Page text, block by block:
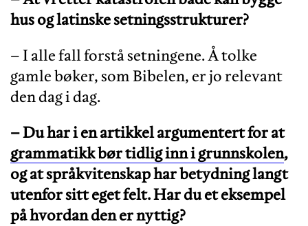
hus og latinske setningsstrukturer?
– I alle fall forstå setningene. Å tolke
gamle bøker, som Bibelen, er jo relevant
den dag i dag.
– Du har i en artikkel argumentert for at
grammatikk bør tidlig inn i grunnskolen,
og at språkvitenskap har betydning langt
utenfor sitt eget felt. Har du et eksempel
på hvordan den er nyttig?